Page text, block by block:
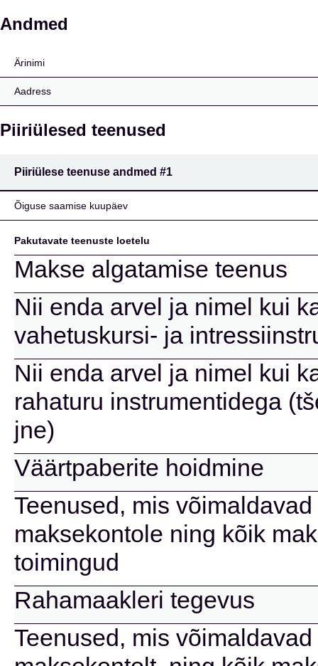
LGT Bank in
Andmed
Ärinimi
Aadress
Piiriülesed teenused
Piiriülese teenuse andmed #1
Õiguse saamise kuupäev
Pakutavate teenuste loetelu
Makse algatamise teenus
Nii enda arvel ja nimel kui
vahetuskursi- ja
Nii enda arvel ja nimel kui
rahaturu instrumentidega
jne)
Väärtpaberite hoidmine
Teenused, mis
maksekontole ning kõik
toimingud
Rahamaakleri tegevus
Teenused, mis